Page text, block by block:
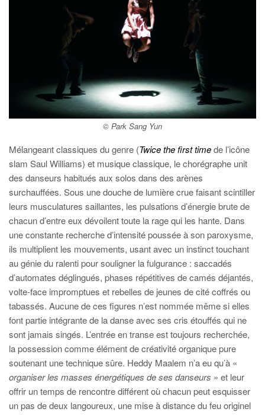
© Park Sang Yun
Mélangeant classiques du genre (Twice the first timede l’icône
slam Saul Williams) et musique classique, le chorégraphe unit
des danseurs habitués aux solos dans des arènes
surchauffées. Sous une douche de lumière crue faisant scintiller
leurs musculatures saillantes, les pulsations d’énergie brute de
chacun d’entre eux dévoilent toute la rage qui les hante. Dans
une constante recherche d’intensité poussée à son paroxysme,
ils multiplient les mouvements, usant avec un instinct touchant
au génie du ralenti pour souligner la fulgurance : saccadés
d’automates déglingués, phases répétitives de camés déjantés,
volte-face impromptues et rebelles de jeunes de cité coffrés ou
tabassés. Aucune de ces figures n’est nommée même si elles
font partie intégrante de la danse avec ses cris étouffés qui ne
sont jamais singés. L’entrée en transe est toujours recherchée,
la possession comme élément de créativité organique pure
soutenant une technique sûre. Heddy Maalem n’a eu qu’à «
organiser les masses énergétiques de ses danseurs » et leur
offrir un temps de rencontre différent où chacun peut esquisser
un pas de deux langoureux, une mise à distance du feu originel